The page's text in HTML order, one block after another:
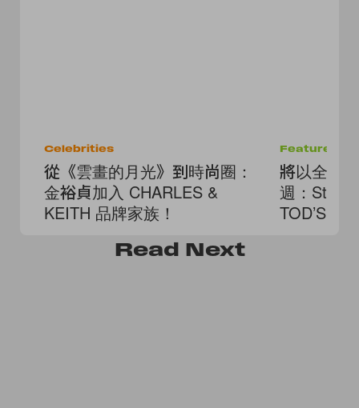
Celebrities
從《雲畫的月光》到時尚圈：
金裕貞加入 CHARLES &
KEITH 品牌家族！
Features
將以全新
週：Stray
TOD’S 品
Read Next